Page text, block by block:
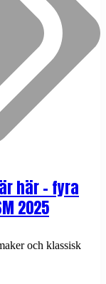
här – fyra
2025
och klassisk